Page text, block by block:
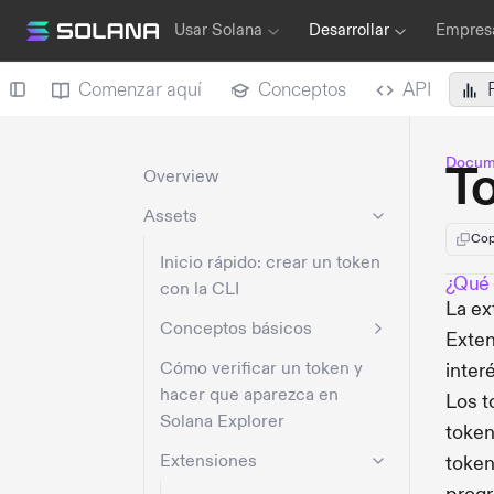
Usar Solana Desarrollar
Comenzar aquí Conceptos API
Overview
Assets
Inicio rápido: crear un token
con la CLI
Conceptos básicos
Cómo verificar un token y
hacer que aparezca en
Solana Explorer
Extensiones
La
Los